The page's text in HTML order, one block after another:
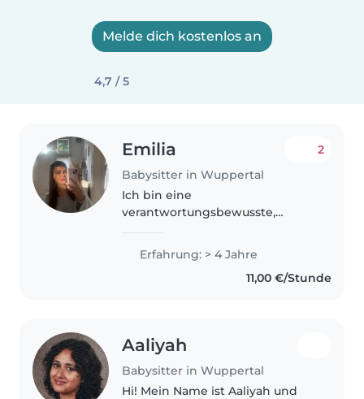
Melde dich kostenlos an
4,7 / 5
Emilia
Babysitter in Wuppertal
2
Ich bin eine
verantwortungsbewusste,
Babysitterin mit Erfahrung in
der Betreuung von Babys,
Kleinkindern, Vorschulkindern
Erfahrung: > 4 Jahre
11,00 €/Stunde
Aaliyah
Babysitter in Wuppertal
Hi! Mein Name ist Aaliyah und